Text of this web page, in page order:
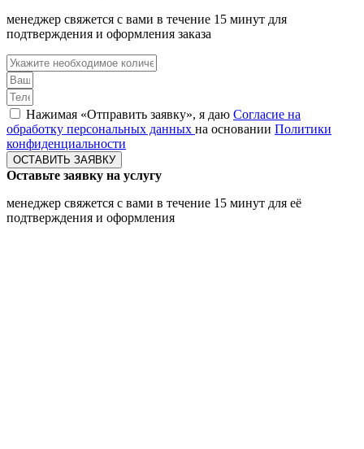
менеджер свяжется с вами в течение 15 минут для
подтверждения и оформления заказа
Нажимая «Отправить заявку», я даю Согласие на
обработку персональных данных на основании Политики
конфиденциальности
ОСТАВИТЬ ЗАЯВКУ
Оставьте заявку на услугу
менеджер свяжется с вами в течение 15 минут для её
подтверждения и оформления